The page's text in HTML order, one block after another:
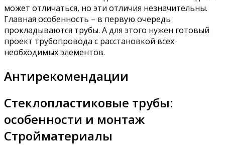
может отличаться, но эти отличия незначительны.
Главная особенность – в первую очередь
прокладываются трубы. А для этого нужен готовый
проект трубопровода с расстановкой всех
необходимых элементов.
Антирекомендации
Стеклопластиковые трубы:
особенности и монтаж
Стройматериалы